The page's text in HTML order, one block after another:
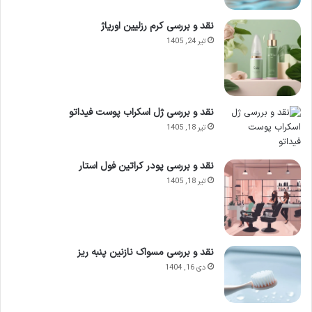
اهمیت انتخاب شوینده مناسب برای
پوست خشک و نرمال
نقد و بررسی کرم رزلیین اوریاژ
تیر 24, 1405
نقد و بررسی ژل اسکراب پوست فیداتو
تیر 18, 1405
نقد و بررسی پودر کراتین فول استار
تیر 18, 1405
نقد و بررسی مسواک نازنین پنبه ریز
دی 16, 1404